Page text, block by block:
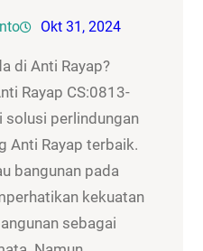
Okt 31, 2024
di Anti Rayap?
Rayap CS:0813-
solusi perlindungan
Anti Rayap terbaik.
bangunan pada
kekuatan
sebagai